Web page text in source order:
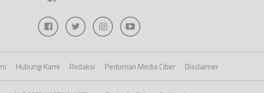
Hubungi Kami Redaksi Pedoman Media Ciber Disclaimer